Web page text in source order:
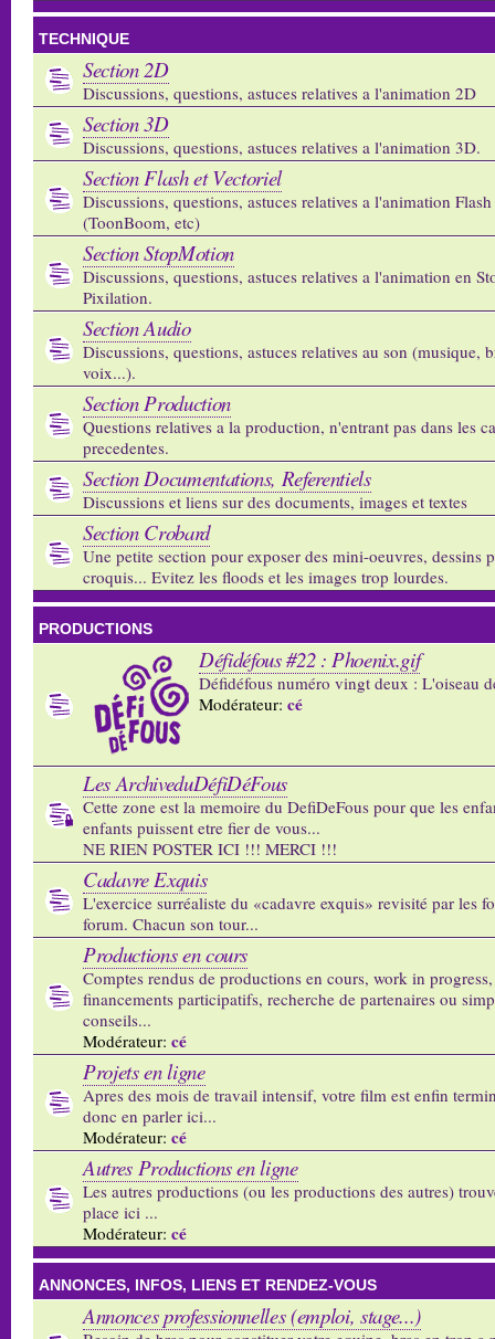
TECHNIQUE
Section 2D
Discussions, questions, astuces relatives a l'animation 2D
Section 3D
Discussions, questions, astuces relatives a l'animation 3D.
Section Flash et Vectoriel
Discussions, questions, astuces relatives a l'animation
(ToonBoom, etc)
Section StopMotion
Discussions, questions, astuces relatives a l'animation en
Pixilation.
Section Audio
Discussions, questions, astuces relatives au son (musique,
voix...).
Section Production
Questions relatives a la production, n'entrant pas dans les
precedentes.
Section Documentations, Referentiels
Discussions et liens sur des documents, images et textes
Section Crobard
Une petite section pour exposer des mini-oeuvres, dessins
croquis... Evitez les floods et les images trop lourdes.
PRODUCTIONS
Défidéfous #22 : Phoenix.gif
Défidéfous numéro vingt deux : L'oiseau
Modérateur: cé
Les ArchiveduDéfiDéFous
Cette zone est la memoire du DefiDeFous pour que les
enfants puissent etre fier de vous...
NE RIEN POSTER ICI !!! MERCI !!!
Cadavre Exquis
L'exercice surréaliste du «cadavre exquis» revisité par les
forum. Chacun son tour...
Productions en cours
Comptes rendus de productions en cours, work in
financements participatifs, recherche de partenaires ou
conseils...
Modérateur: cé
Projets en ligne
Apres des mois de travail intensif, votre film est enfin
donc en parler ici...
Modérateur: cé
Autres Productions en ligne
Les autres productions (ou les productions des autres)
place ici ...
Modérateur: cé
ANNONCES, INFOS, LIENS ET RENDEZ-VOUS
Annonces professionnelles (emploi, stage...)